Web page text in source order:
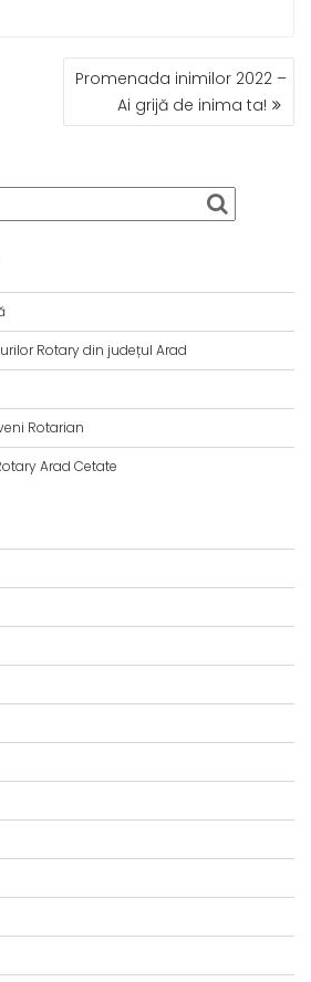
Promenada inimilor 2022 –
Ai grijă de inima ta!
Rotary din județul Arad
Rotarian
Arad Cetate